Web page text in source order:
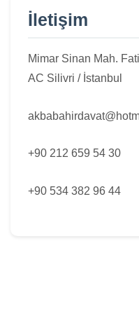
İletişim
Mimar Sinan Mah.
AC Silivri / İstanbul
+90 212 659 54 30
+90 534 382 96 44